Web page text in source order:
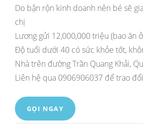
Do bận rộn kinh doanh nên bé sẽ
chị
Lương gửi 12,000,000 triệu (bao ăn
Độ tuổi dưới 40 có sức khỏe tốt,
Nhà trên đường Trần Quang Khải,
Liên hệ qua 0906906037 để trao
GỌI NGAY